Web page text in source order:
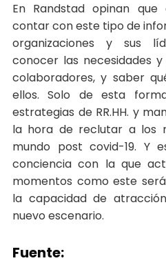
En Randstad opinan que
contar con este tipo de
organizaciones y sus
conocer las necesidades
colaboradores, y saber
ellos. Solo de esta
estrategias de RR.HH. y
la hora de reclutar a los
mundo post covid-19. Y
conciencia con la que
momentos como este
la capacidad de
nuevo escenario.
Fuente: